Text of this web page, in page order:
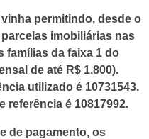
permitindo, desde o
imobiliárias nas
famílias da faixa 1 do
de até R$ 1.800).
utilizado é 10731543.
referência é 10817992.
de pagamento, os